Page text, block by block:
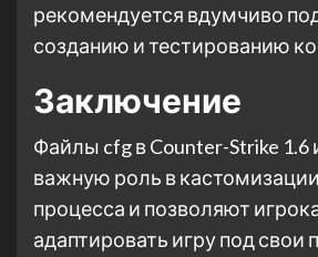
рекомендуется вдумчиво
созданию и тестированию
Заключение
Файлы cfg в Counter-Strike 1.6
важную роль в
процесса и позволяют
адаптировать игру под свои